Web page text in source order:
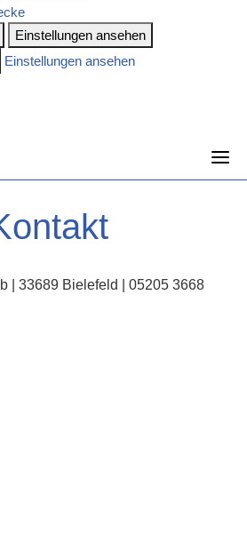
Einstellungen ansehen
Einstellungen ansehen
| 33689 Bielefeld | 05205 3668